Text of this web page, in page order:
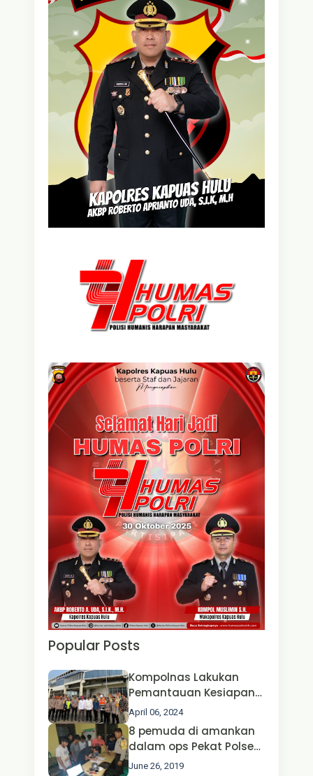
Popular Posts
Kompolnas Lakukan
Pemantauan Kesiapan
Operasi Ketupat 2024 di
Polda Jatim Bersama
Kapolri dan Menteri
Perhubungan
April 06, 2024
8 pemuda di amankan
dalam ops Pekat Polsek
Jongkong
June 26, 2019